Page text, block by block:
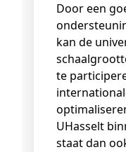
Door een
kan de
te
UHasselt
staat dan